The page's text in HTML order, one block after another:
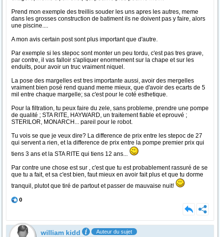
Prend mon exemple des treillis souder les uns apres les autres, meme
dans les grosses construction de batiment ils ne doivent pas y faire, alors
une piscine....
A mon avis certain post sont plus important que d'autre.
Par exemple si les stepoc sont monter un peu tordu, c'est pas tres grave,
par contre, il vas falloir s'apliquer enormement sur la chape et sur les
enduits, pour avoir un truc vraiment niquel.
La pose des margelles est tres importante aussi, avoir des mergelles
vraiment bien posé rend quand meme mieux, que d'avoir des ecarts de 5
mil entre chaque margelle; sa c'est pour le coté esthetique.
Pour la filtration, tu peux faire du zele, sans probleme, prendre une pompe
de qualité ; STA RITE, HAYWARD, un traitement fiable et eprouvé ;
STERILOR, MONARCH... pareil pour le robot.
Tu vois se que je veux dire? La difference de prix entre les stepoc de 27
qui servent a rien, et la difference de prix entre la pompe premier prix qui
tiens 3 ans et la STA RITE qui tiens 12 ans...
Par contre une chose est sur , c'est que tu est probablement rassuré de se
que tu a fait, et sa c'est bien, faut mieux en avoir fait plus et que tu dorme
tranquil, plutot que tiré de partout et passer de mauvaise nuit!
0
william kidd Auteur du sujet